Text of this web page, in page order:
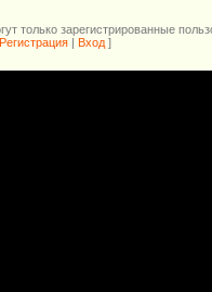
только зарегистрированные
Регистрация | Вход ]